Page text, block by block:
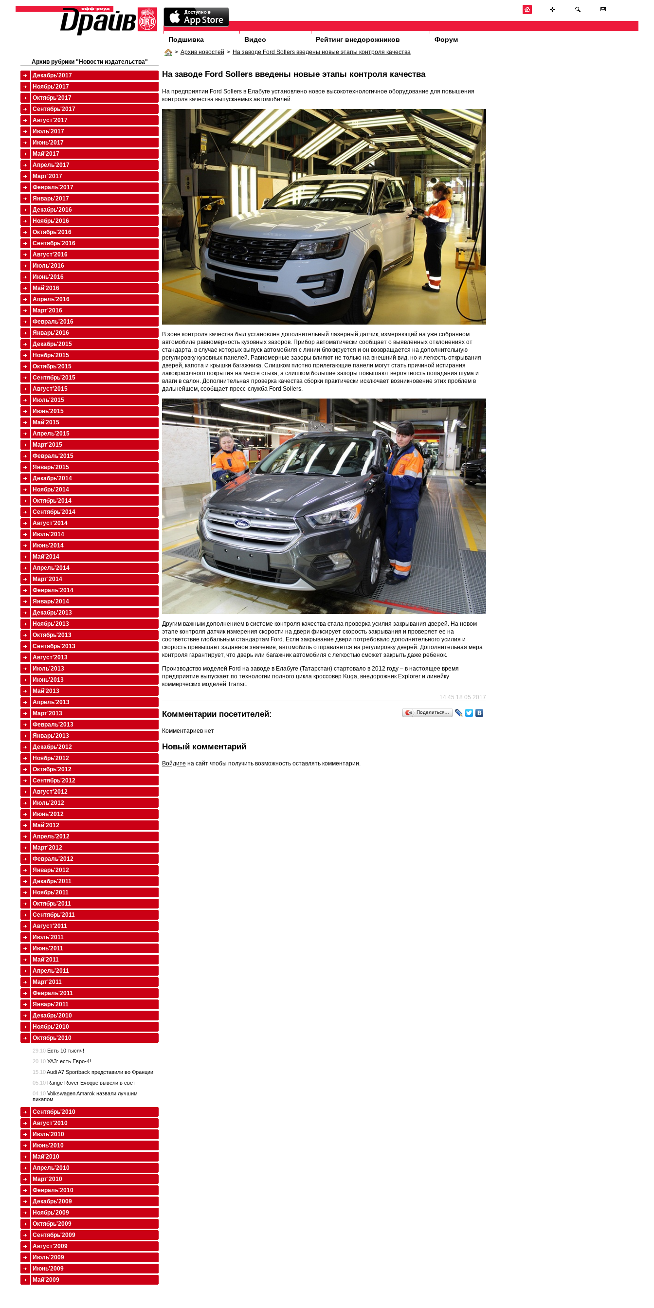
Подшивка Видео Рейтинг внедорожников Форум
> Архив новостей > На заводе Ford Sollers введены новые этапы контроля качества
На заводе Ford Sollers введены новые этапы контроля качества
На предприятии Ford Sollers в Елабуге установлено новое высокотехнологичное оборудование для повышения
контроля качества выпускаемых автомобилей.
В зоне контроля качества был установлен дополнительный лазерный датчик, измеряющий на уже собранном
автомобиле равномерность кузовных зазоров. Прибор автоматически сообщает о выявленных отклонениях от
стандарта, в случае которых выпуск автомобиля с линии блокируется и он возвращается на дополнительную
регулировку кузовных панелей. Равномерные зазоры влияют не только на внешний вид, но и легкость открывания
дверей, капота и крышки багажника. Слишком плотно прилегающие панели могут стать причиной истирания
лакокрасочного покрытия на месте стыка, а слишком большие зазоры повышают вероятность попадания шума и
влаги в салон. Дополнительная проверка качества сборки практически исключает возникновение этих проблем в
дальнейшем, сообщает пресс-служба Ford Sollers.
Другим важным дополнением в системе контроля качества стала проверка усилия закрывания дверей. На новом
этапе контроля датчик измерения скорости на двери фиксирует скорость закрывания и проверяет ее на
соответствие глобальным стандартам Ford. Если закрывание двери потребовало дополнительного усилия и
скорость превышает заданное значение, автомобиль отправляется на регулировку дверей. Дополнительная мера
контроля гарантирует, что дверь или багажник автомобиля с легкостью сможет закрыть даже ребенок.
Производство моделей Ford на заводе в Елабуге (Татарстан) стартовало в 2012 году – в настоящее время
предприятие выпускает по технологии полного цикла кроссовер Kuga, внедорожник Explorer и линейку
коммерческих моделей Transit.
14:45 18.05.2017
Поделиться…
Комментарии посетителей:
Комментариев нет
Новый комментарий
Войдите на сайт чтобы получить возможность оставлять комментарии.
Архив рубрики "Новости издательства"
Декабрь'2017
Ноябрь'2017
Октябрь'2017
Сентябрь'2017
Август'2017
Июль'2017
Июнь'2017
Май'2017
Апрель'2017
Март'2017
Февраль'2017
Январь'2017
Декабрь'2016
Ноябрь'2016
Октябрь'2016
Сентябрь'2016
Август'2016
Июль'2016
Июнь'2016
Май'2016
Апрель'2016
Март'2016
Февраль'2016
Январь'2016
Декабрь'2015
Ноябрь'2015
Октябрь'2015
Сентябрь'2015
Август'2015
Июль'2015
Июнь'2015
Май'2015
Апрель'2015
Март'2015
Февраль'2015
Январь'2015
Декабрь'2014
Ноябрь'2014
Октябрь'2014
Сентябрь'2014
Август'2014
Июль'2014
Июнь'2014
Май'2014
Апрель'2014
Март'2014
Февраль'2014
Январь'2014
Декабрь'2013
Ноябрь'2013
Октябрь'2013
Сентябрь'2013
Август'2013
Июль'2013
Июнь'2013
Май'2013
Апрель'2013
Март'2013
Февраль'2013
Январь'2013
Декабрь'2012
Ноябрь'2012
Октябрь'2012
Сентябрь'2012
Август'2012
Июль'2012
Июнь'2012
Май'2012
Апрель'2012
Март'2012
Февраль'2012
Январь'2012
Декабрь'2011
Ноябрь'2011
Октябрь'2011
Сентябрь'2011
Август'2011
Июль'2011
Июнь'2011
Май'2011
Апрель'2011
Март'2011
Февраль'2011
Январь'2011
Декабрь'2010
Ноябрь'2010
Октябрь'2010
29.10 Есть 10 тысяч!
20.10 УАЗ: есть Евро-4!
15.10Audi A7 Sportback представили во Франции
05.10 Range Rover Evoque вывели в свет
04.10 Volkswagen Amarok назвали лучшим
пикапом
Сентябрь'2010
Август'2010
Июль'2010
Июнь'2010
Май'2010
Апрель'2010
Март'2010
Февраль'2010
Декабрь'2009
Ноябрь'2009
Октябрь'2009
Сентябрь'2009
Август'2009
Июль'2009
Июнь'2009
Май'2009